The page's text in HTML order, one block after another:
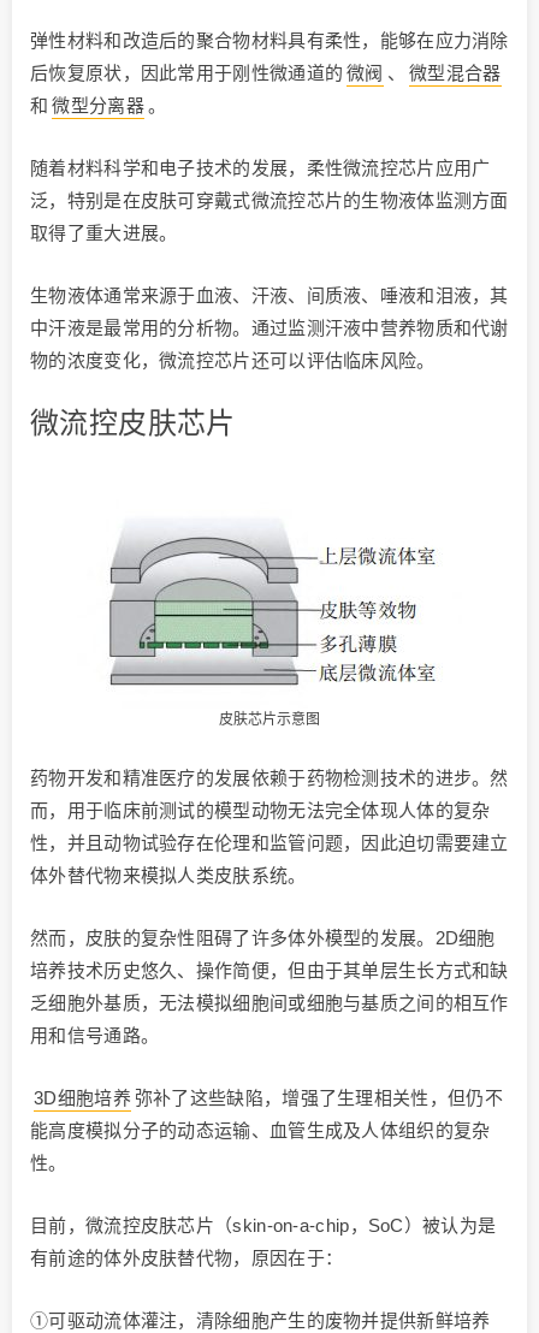
弹性材料和改造后的聚合物材料具有柔性，能够在应力消除
后恢复原状，因此常用于刚性微通道的 微阀 、
微型混合器
和 微型分离器。
随着材料科学和电子技术的发展，柔性微流控芯片应用广
泛，特别是在皮肤可穿戴式微流控芯片的生物液体监测方面
取得了重大进展。
生物液体通常来源于血液、汗液、间质液、唾液和泪液，其
中汗液是最常用的分析物。通过监测汗液中营养物质和代谢
物的浓度变化，微流控芯片还可以评估临床风险。
微流控皮肤芯片
皮肤芯片示意图
药物开发和精准医疗的发展依赖于药物检测技术的进步。然
而，用于临床前测试的模型动物无法完全体现人体的复杂
性，并且动物试验存在伦理和监管问题，因此迫切需要建立
体外替代物来模拟人类皮肤系统。
然而，皮肤的复杂性阻碍了许多体外模型的发展。2D细胞
培养技术历史悠久、操作简便，但由于其单层生长方式和缺
乏细胞外基质，无法模拟细胞间或细胞与基质之间的相互作
用和信号通路。
3D细胞培养 弥补了这些缺陷，增强了生理相关性，但仍不
能高度模拟分子的动态运输、血管生成及人体组织的复杂
性。
目前，微流控皮肤芯片（skin-on-a-chip，SoC）被认为是
有前途的体外皮肤替代物，原因在于：
①可驱动流体灌注，清除细胞产生的废物并提供新鲜培养